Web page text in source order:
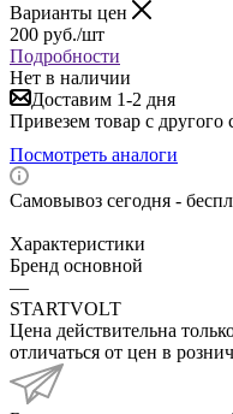
Варианты цен
200 руб./шт
Подробности
Нет в наличии
Доставим 1-2 дня
Привезем товар с другого
Посмотреть аналоги
Самовывоз сегодня -
Характеристики
Бренд основной
—
STARTVOLT
Цена действительна
отличаться от цен в